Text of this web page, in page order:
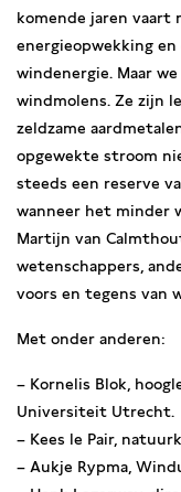
komende jaren vaart
energieopwekking
windenergie. Maar
windmolens. Ze zijn
zeldzame
opgewekte stroom
steeds een reserve
wanneer het minder
Martijn van
wetenschappers,
voors en tegens van
Met onder anderen:
– Kornelis Blok,
Universiteit Utrecht.
– Kees le Pair,
– Aukje Rypma,